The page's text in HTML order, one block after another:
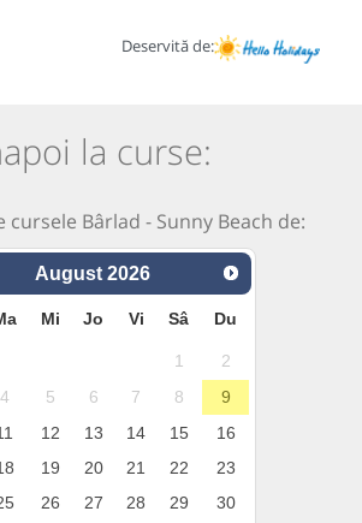
Deservită de:
la curse:
cursele Bârlad - Sunny Beach de:
August 2026
Mi Jo Vi Sâ Du
1
2
4 5 6 7 8
9
12 13 14 15
16
19 20 21 22
23
26 27 28 29
30